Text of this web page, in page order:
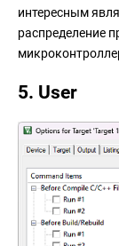
интересным
распределение
5. User